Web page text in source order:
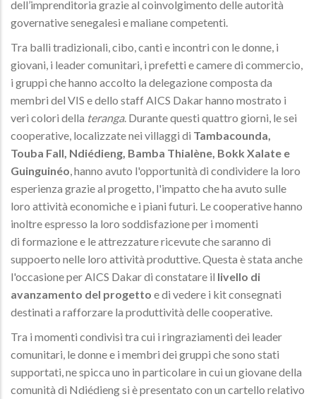
dell’imprenditoria grazie al coinvolgimento delle autorità
governative senegalesi e maliane competenti.
Tra balli tradizionali, cibo, canti e incontri con le donne, i
giovani, i leader comunitari, i prefetti e camere di commercio,
i gruppi che hanno accolto la delegazione composta da
membri del VIS e dello staff AICS Dakar hanno mostrato i
veri colori della teranga. Durante questi quattro giorni, le sei
cooperative, localizzate nei villaggi di Tambacounda,
Touba Fall, Ndiédieng, Bamba Thialène, Bokk Xalate e
Guinguinéo , hanno avuto l'opportunità di condividere la loro
esperienza grazie al progetto, l'impatto che ha avuto sulle
loro attività economiche e i piani futuri. Le cooperative hanno
inoltre espresso la loro soddisfazione per i momenti
di formazione e le attrezzature ricevute che saranno di
suppoerto nelle loro attività produttive. Questa è stata anche
l'occasione per AICS Dakar di constatare il livello di
avanzamento del progetto e di vedere i kit consegnati
destinati a rafforzare la produttività delle cooperative.
Tra i momenti condivisi tra cui i ringraziamenti dei leader
comunitari, le donne e i membri dei gruppi che sono stati
supportati, ne spicca uno in particolare in cui un giovane della
comunità di Ndiédieng si è presentato con un cartello relativo